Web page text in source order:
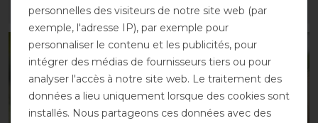
LISTE DE SOUHAITS LISTE DE SOUHAITS
-13% -13%
personnelles des visiteurs de notre site web (par
exemple, l'adresse IP), par exemple pour
personnaliser le contenu et les publicités, pour
intégrer des médias de fournisseurs tiers ou pour
analyser l'accès à notre site web. Le traitement des
données a lieu uniquement lorsque des cookies sont
installés. Nous partageons ces données avec des